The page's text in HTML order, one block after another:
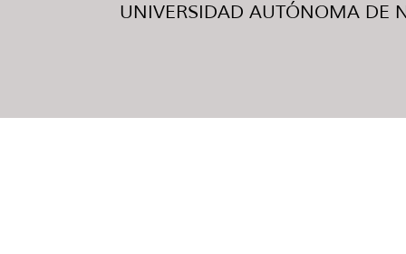
UNIVERSIDAD AUTÓNOMA DE